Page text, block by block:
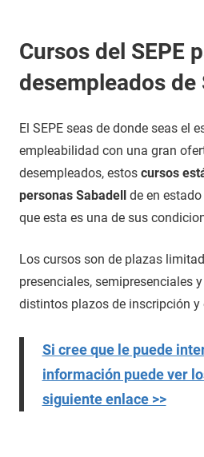
Cursos del SEPE
desempleados de
El SEPE seas de donde seas el
empleabilidad con una gran
desempleados, estos cursos
personas Sabadell de en
que esta es una de sus
Los cursos son de plazas
presenciales, semipresenciales
distintos plazos de inscripción y
Si cree que le puede
información puede ver
siguiente enlace >>